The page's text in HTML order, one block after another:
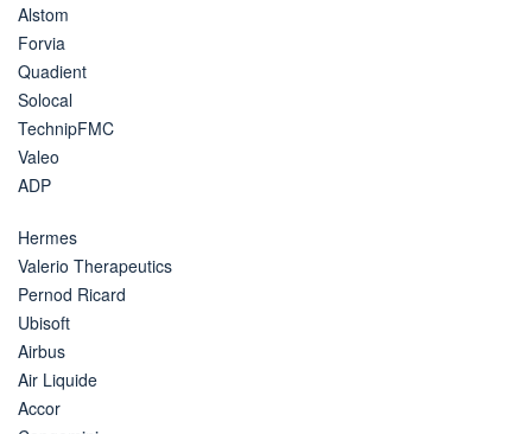
Alstom
Forvia
Quadient
Solocal
TechnipFMC
Valeo
ADP
Hermes
Valerio Therapeutics
Pernod Ricard
Ubisoft
Airbus
Air Liquide
Accor